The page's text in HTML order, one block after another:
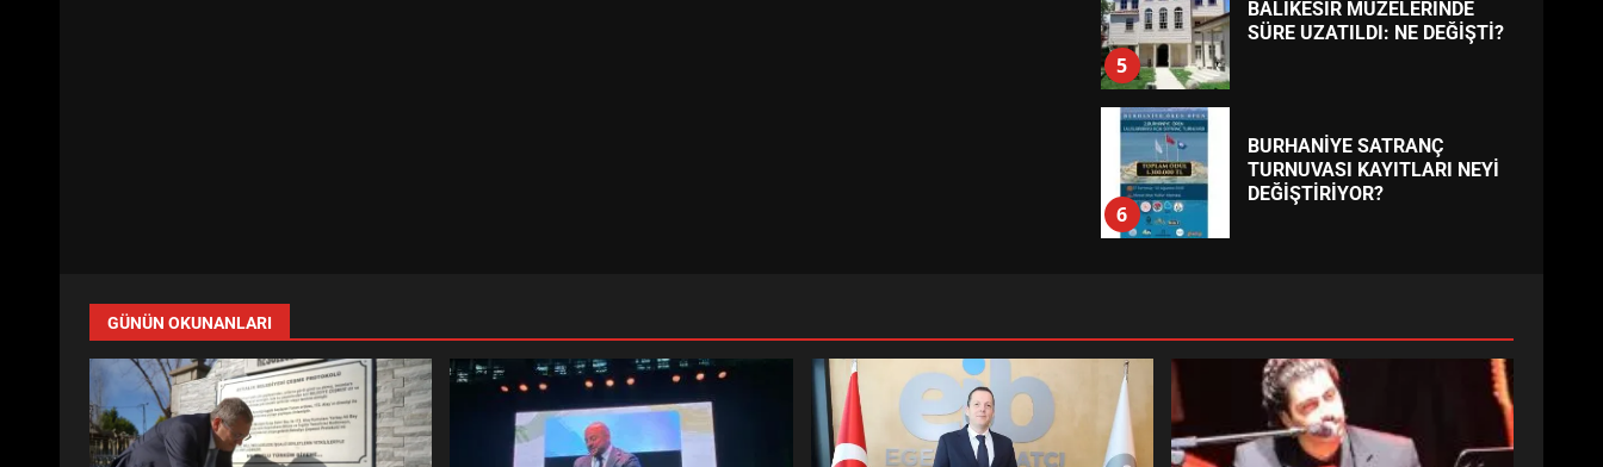
5
BALIKESİR MÜZELERİNDE
SÜRE UZATILDI: NE DEĞİŞTİ?
6
BURHANİYE SATRANÇ
TURNUVASI KAYITLARI NEYİ
DEĞİŞTİRİYOR?
7
YÖNETİM NASIL ŞEKİLLENDİ?
AYVALIK SU MİRASI İÇİN
GÜNÜN OKUNANLARI